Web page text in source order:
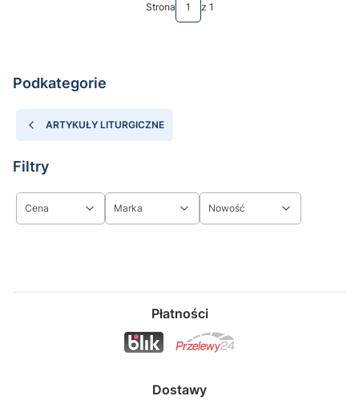
Strona z 1
Podkategorie
ARTYKUŁY LITURGICZNE
Filtry
Cena Marka Nowość
Płatności
Dostawy